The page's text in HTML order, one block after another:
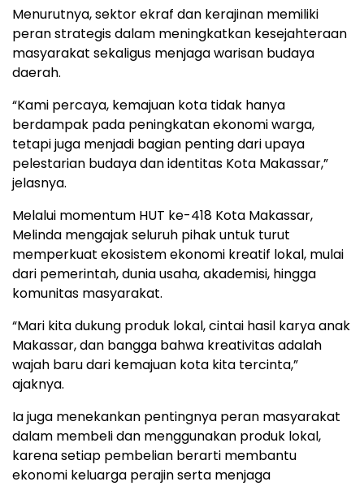
Menurutnya, sektor ekraf dan kerajinan memiliki
peran strategis dalam meningkatkan kesejahteraan
masyarakat sekaligus menjaga warisan budaya
daerah.
“Kami percaya, kemajuan kota tidak hanya
berdampak pada peningkatan ekonomi warga,
tetapi juga menjadi bagian penting dari upaya
pelestarian budaya dan identitas Kota Makassar,”
jelasnya.
Melalui momentum HUT ke-418 Kota Makassar,
Melinda mengajak seluruh pihak untuk turut
memperkuat ekosistem ekonomi kreatif lokal, mulai
dari pemerintah, dunia usaha, akademisi, hingga
komunitas masyarakat.
“Mari kita dukung produk lokal, cintai hasil karya anak
Makassar, dan bangga bahwa kreativitas adalah
wajah baru dari kemajuan kota kita tercinta,”
ajaknya.
Ia juga menekankan pentingnya peran masyarakat
dalam membeli dan menggunakan produk lokal,
karena setiap pembelian berarti membantu
ekonomi keluarga perajin serta menjaga